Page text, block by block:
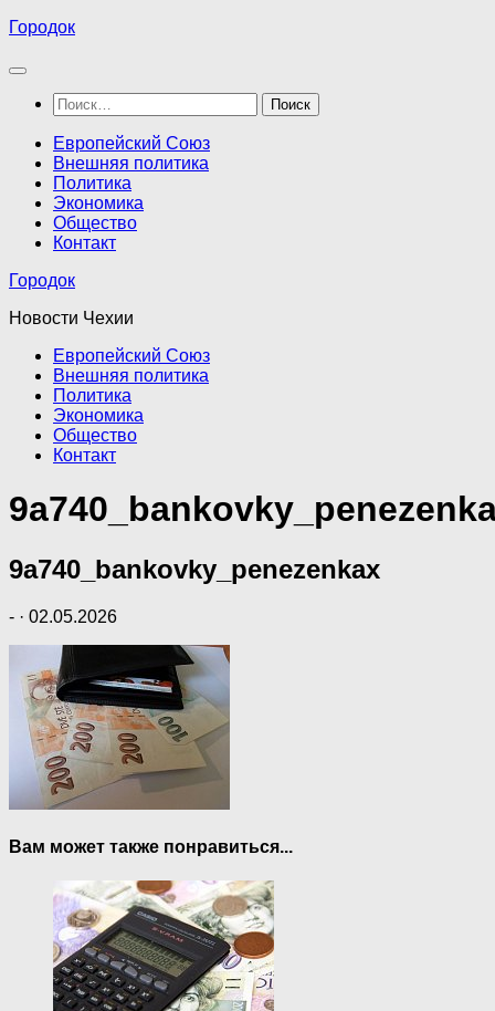
Перейти
содержимому
Городок
Найти:
Европейский Союз
Внешняя политика
Политика
Экономика
Общество
Контакт
Городок
Новости Чехии
Европейский Союз
Внешняя политика
Политика
Экономика
Общество
Контакт
9a740_bankovky_penezenkax
- · 02.05.2026
Вам может также понравиться...